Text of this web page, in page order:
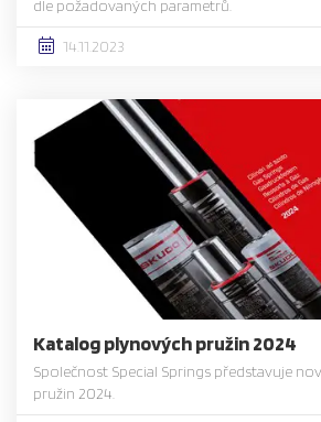
dle požadovaných parametrů.
14.11.2023
Katalog plynových pružin 2024
Společnost Special Springs představuje
pružin 2024.